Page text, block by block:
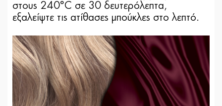
στους 240°C σε 30 δευτερόλεπτα,
εξαλείψτε τις ατίθασες μπούκλες στο λεπτό.